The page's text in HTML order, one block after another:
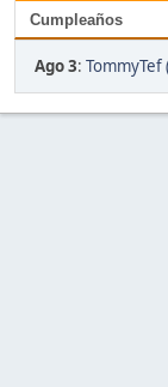
Cumpleaños
Ago 3: TommyTef